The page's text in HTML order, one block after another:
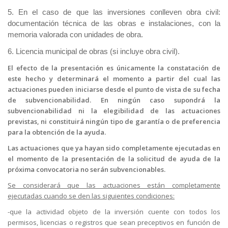
5. En el caso de que las inversiones conlleven obra civil:
documentación técnica de las obras e instalaciones, con la
memoria valorada con unidades de obra.
6. Licencia municipal de obras (si incluye obra civil).
El efecto de la presentación es únicamente la constatación de
este hecho y determinará el momento a partir del cual las
actuaciones pueden iniciarse desde el punto de vista de su fecha
de subvencionabilidad. En ningún caso supondrá la
subvencionabilidad ni la elegibilidad de las actuaciones
previstas, ni constituirá ningún tipo de garantía o de preferencia
para la obtención de la ayuda.
Las actuaciones que ya hayan sido completamente ejecutadas en
el momento de la presentación de la solicitud de ayuda de la
próxima convocatoria no serán subvencionables.
Se considerará que las actuaciones están completamente
ejecutadas cuando se den las siguientes condiciones:
-que la actividad objeto de la inversión cuente con todos los
permisos, licencias o registros que sean preceptivos en función de